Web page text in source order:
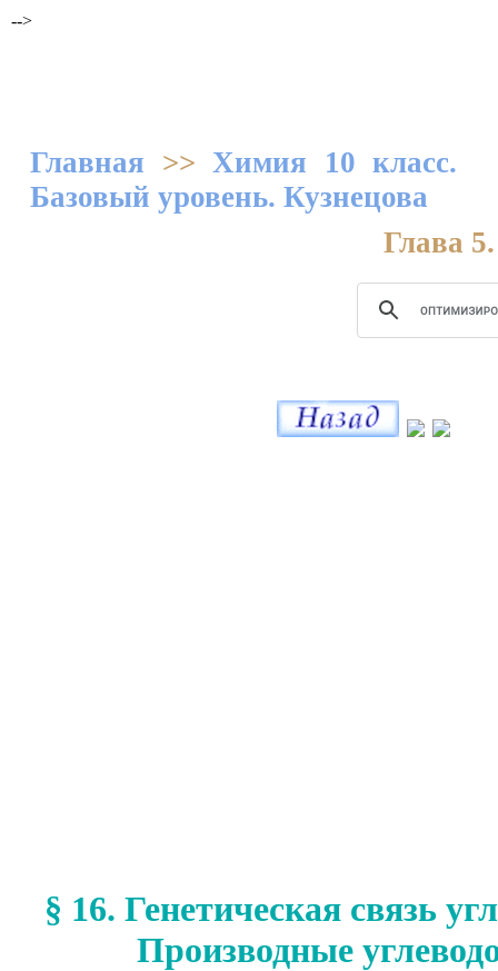
-->
Главная >> Химия 10 класс.
Базовый уровень. Кузнецова
Глава
§ 16. Генетическая связь
Производные